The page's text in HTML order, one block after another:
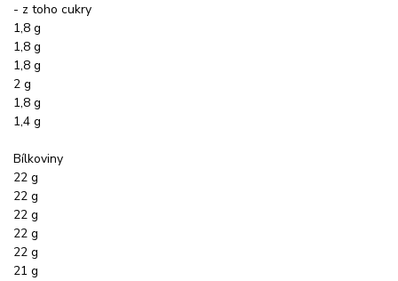
- z toho cukry
1,8 g
1,8 g
1,8 g
2 g
1,8 g
1,4 g
Bílkoviny
22 g
22 g
22 g
22 g
22 g
21 g